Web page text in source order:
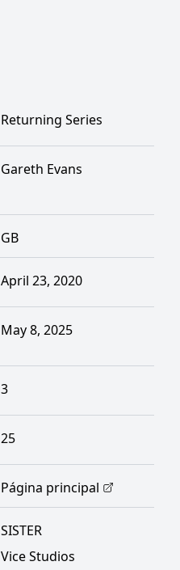
Returning Series
Gareth Evans
GB
April 23, 2020
May 8, 2025
3
25
Página principal
SISTER
Vice Studios